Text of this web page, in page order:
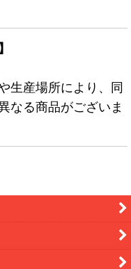
生産場所により、同
なる商品がございま